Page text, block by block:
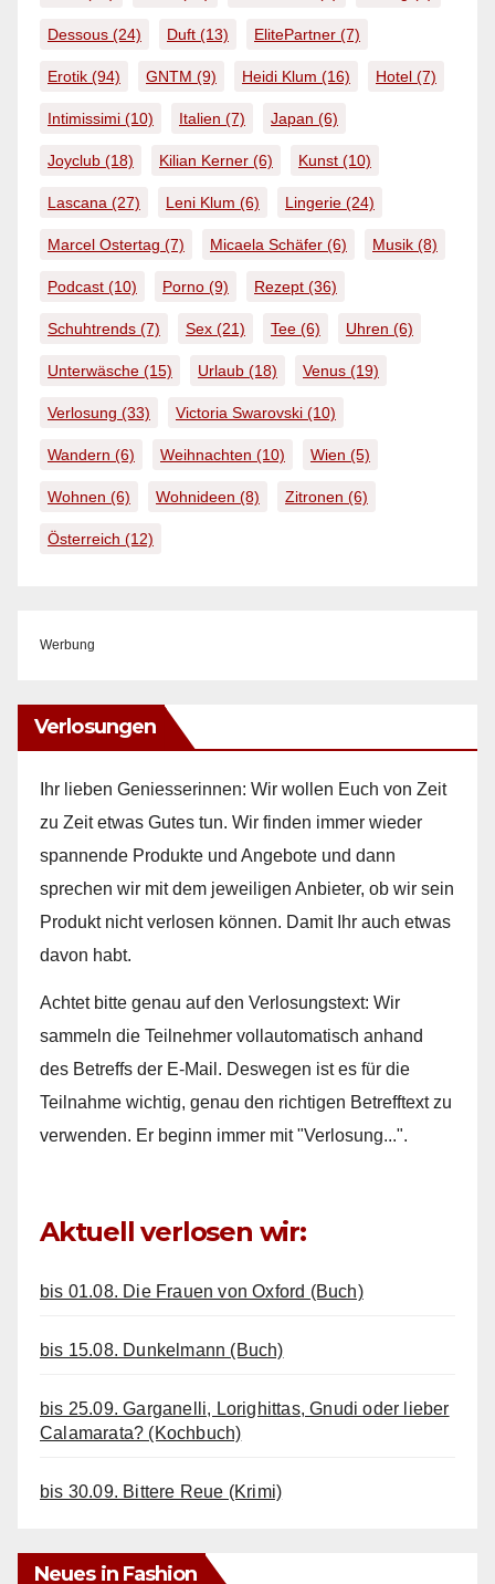
Dessous (24) Duft (13) ElitePartner (7)
Erotik (94) GNTM (9) Heidi Klum (16) Hotel (7)
Intimissimi (10) Italien (7) Japan (6)
Joyclub (18) Kilian Kerner (6) Kunst (10)
Lascana (27) Leni Klum (6) Lingerie (24)
Marcel Ostertag (7) Micaela Schäfer (6) Musik (8)
Podcast (10) Porno (9) Rezept (36)
Schuhtrends (7) Sex (21) Tee (6) Uhren (6)
Unterwäsche (15) Urlaub (18) Venus (19)
Verlosung (33) Victoria Swarovski (10)
Wandern (6) Weihnachten (10) Wien (5)
Wohnen (6) Wohnideen (8) Zitronen (6)
Österreich (12)
Werbung
Verlosungen
Ihr lieben Geniesserinnen: Wir wollen Euch von Zeit
zu Zeit etwas Gutes tun. Wir finden immer wieder
spannende Produkte und Angebote und dann
sprechen wir mit dem jeweiligen Anbieter, ob wir sein
Produkt nicht verlosen können. Damit Ihr auch etwas
davon habt.
Achtet bitte genau auf den Verlosungstext: Wir
sammeln die Teilnehmer vollautomatisch anhand
des Betreffs der E-Mail. Deswegen ist es für die
Teilnahme wichtig, genau den richtigen Betrefftext zu
verwenden. Er beginn immer mit "Verlosung...".
Aktuell verlosen wir:
bis 01.08. Die Frauen von Oxford (Buch)
bis 15.08. Dunkelmann (Buch)
bis 25.09. Garganelli, Lorighittas, Gnudi oder lieber
Calamarata? (Kochbuch)
bis 30.09. Bittere Reue (Krimi)
Neues in Fashion